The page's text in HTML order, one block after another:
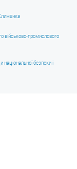
військово-промислового
безпеки і